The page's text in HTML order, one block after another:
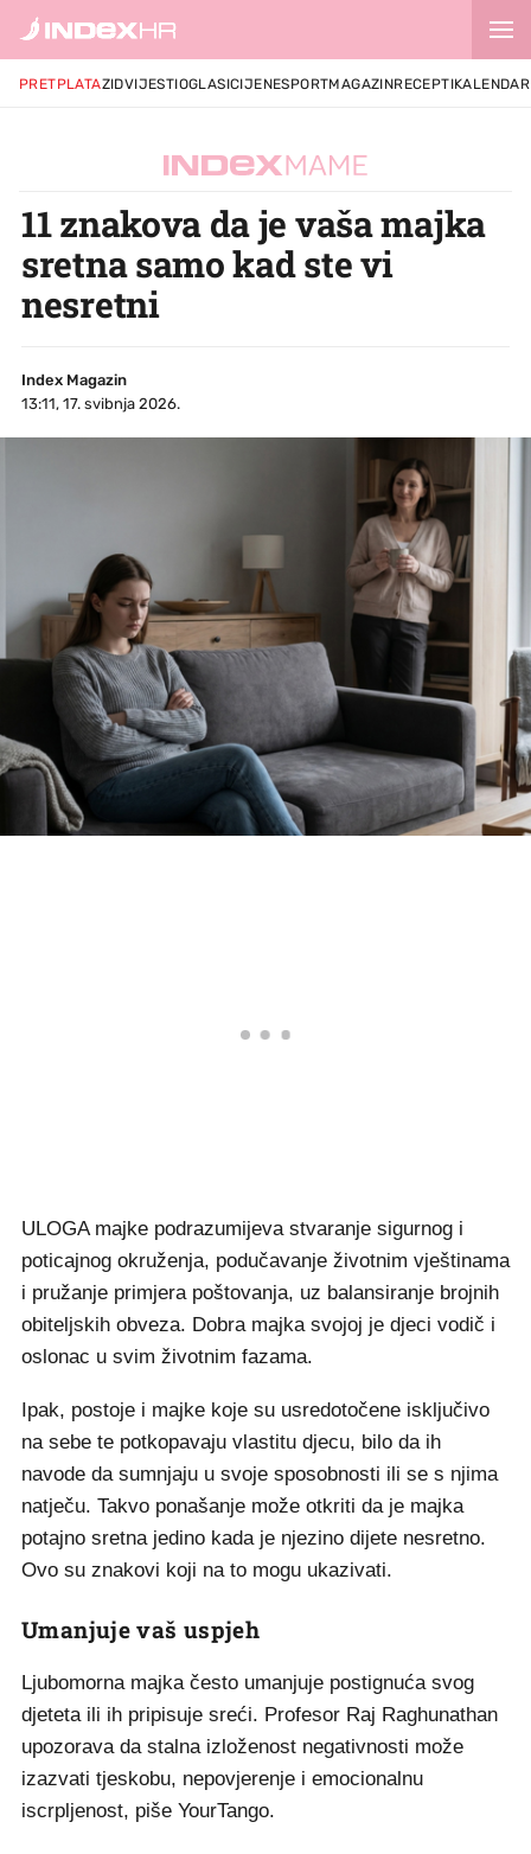
PRETPLATAZIDVIJESTIOGLASICIJENESPORTMAGAZINRECEPTIKALENDAR
11 znakova da je vaša majka
sretna samo kad ste vi
nesretni
Index Magazin
13:11, 17. svibnja 2026.
ULOGA majke podrazumijeva stvaranje sigurnog i
poticajnog okruženja, podučavanje životnim vještinama
i pružanje primjera poštovanja, uz balansiranje brojnih
obiteljskih obveza. Dobra majka svojoj je djeci vodič i
oslonac u svim životnim fazama.
Ipak, postoje i majke koje su usredotočene isključivo
na sebe te potkopavaju vlastitu djecu, bilo da ih
navode da sumnjaju u svoje sposobnosti ili se s njima
natječu. Takvo ponašanje može otkriti da je majka
potajno sretna jedino kada je njezino dijete nesretno.
Ovo su znakovi koji na to mogu ukazivati.
Umanjuje vaš uspjeh
Ljubomorna majka često umanjuje postignuća svog
djeteta ili ih pripisuje sreći. Profesor Raj Raghunathan
upozorava da stalna izloženost negativnosti može
izazvati tjeskobu, nepovjerenje i emocionalnu
iscrpljenost, piše YourTango.